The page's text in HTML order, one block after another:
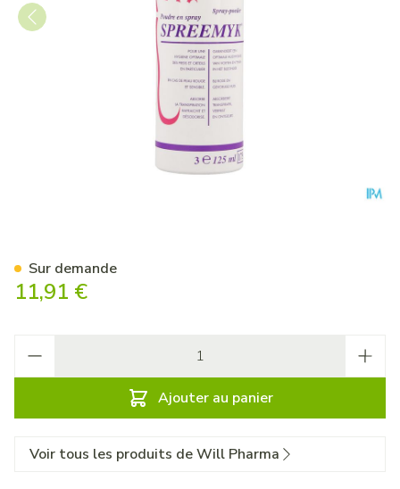
11,91 €
Ajouter au panier
Sur demande
Voir tous les produits de Will Pharma